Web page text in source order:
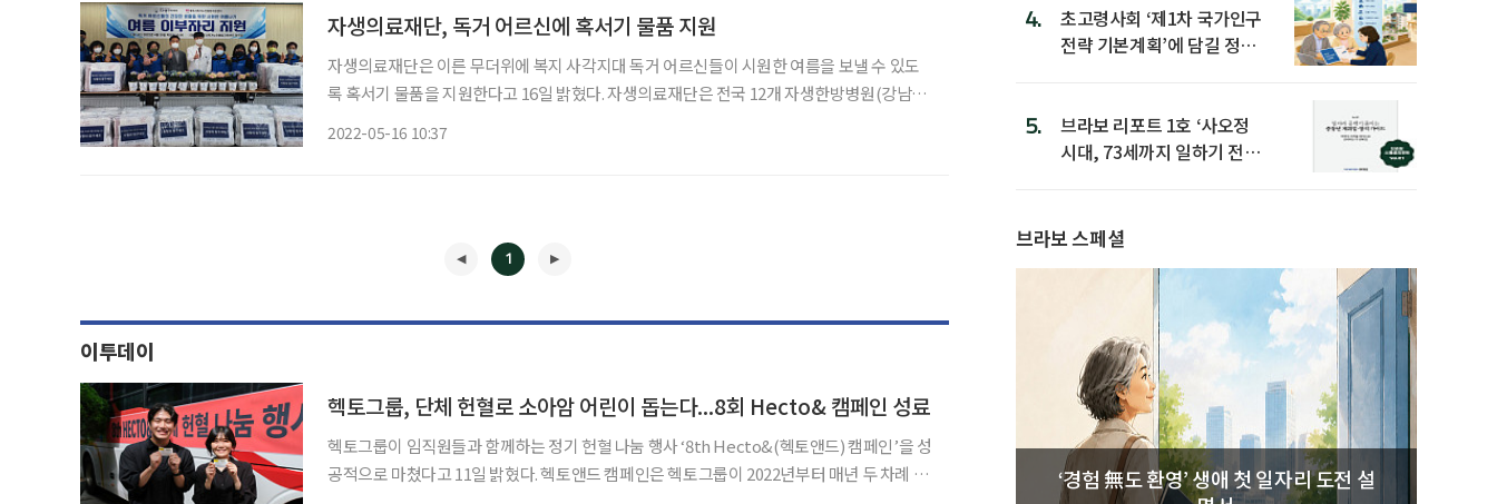
자생의료재단, 독거 어르신에 혹서기 물품 지원
자생의료재단은 이른 무더위에 복지 사각지대 독거 어르신들이 시원한 여름을 보낼 수 있도
록 혹서기 물품을 지원한다고 16일 밝혔다. 자생의료재단은 전국 12개 자생한방병원(강남·
2022-05-16 10:37
◀
1
이투데이
헥토그룹, 단체 헌혈로 소아암 어린이 돕는다...8회 Hecto& 캠페인 성료
헥토그룹이 임직원들과 함께하는 정기 헌혈 나눔 행사 ‘8th Hecto&(헥토앤드) 캠페인’을 성
공적으로 마쳤다고 11일 밝혔다. 헥토앤드 캠페인은 헥토그룹이 2022년부터 매년 두 차례 꾸
4.
초고령사회 ‘제1차 국가인구
전략 기본계획’에 담길 정책
5.
브라보 리포트 1호 ‘사오정
시대, 73세까지 일하기 전략’
브라보 스페셜
‘경험 無도 환영’ 생애 첫 일자리 도전 설